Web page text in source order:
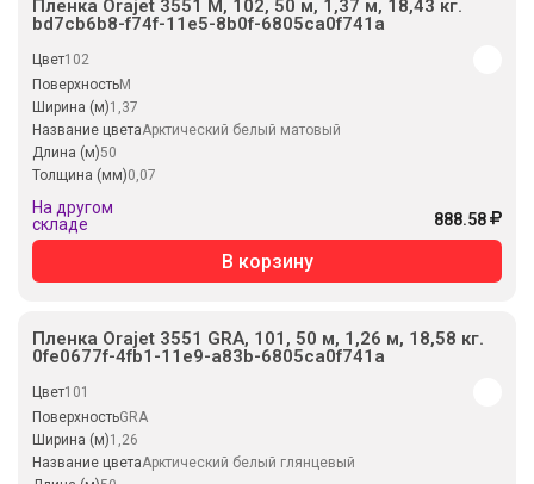
Пленка Orajet 3551 M, 102, 50 м, 1,37 м, 18,43 кг.
bd7cb6b8-f74f-11e5-8b0f-6805ca0f741a
Цвет102
ПоверхностьM
Ширина (м)1,37
Название цветаАрктический белый матовый
Длина (м)50
Толщина (мм)0,07
На другом
складе
888.58
В корзину
Пленка Orajet 3551 GRA, 101, 50 м, 1,26 м, 18,58 кг.
0fe0677f-4fb1-11e9-a83b-6805ca0f741a
Цвет101
ПоверхностьGRA
Ширина (м)1,26
Название цветаАрктический белый глянцевый